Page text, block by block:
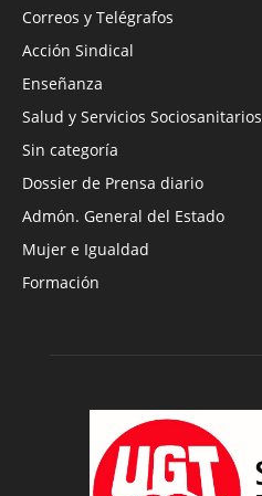
Correos y Telégrafos
Acción Sindical
Enseñanza
Salud y Servicios Sociosanitarios
Sin categoría
Dossier de Prensa diario
Admón. General del Estado
Mujer e Igualdad
Formación